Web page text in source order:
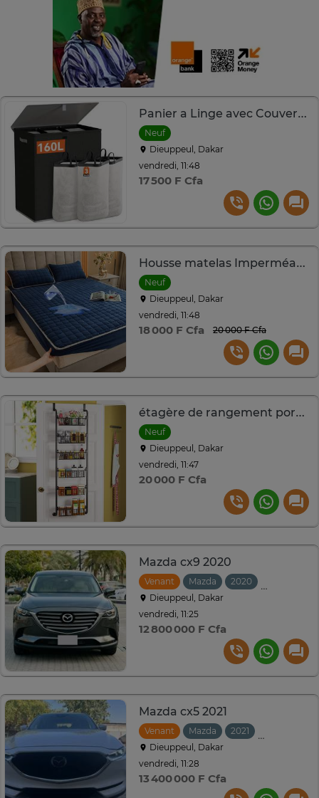
Panier a Linge avec Couvercle , 160L avec 3 sac linge
Neuf
Dieuppeul, Dakar
vendredi, 11:48
17 500 F Cfa
Housse matelas Imperméable
Neuf
Dieuppeul, Dakar
vendredi, 11:48
18 000 F Cfa 20 000 F Cfa
étagère de rangement porte multi-usage
Neuf
Dieuppeul, Dakar
vendredi, 11:47
20 000 F Cfa
Mazda cx9 2020
Venant Mazda 2020
Dieuppeul, Dakar
vendredi, 11:25
12 800 000 F Cfa
Mazda cx5 2021
Venant Mazda 2021
Dieuppeul, Dakar
vendredi, 11:28
13 400 000 F Cfa